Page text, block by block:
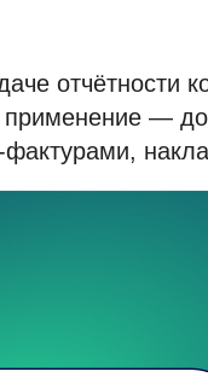
отчётности
—